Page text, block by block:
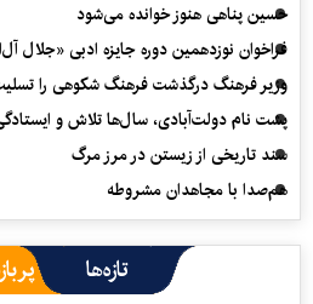
حسین پناهی هنوز خوانده می‌شود
فراخوان نوزدهمین دوره جایزه ادبی «جلال
وزیر فرهنگ درگذشت فرهنگ شکوهی را
پشت نام دولت‌آبادی، سال‌ها تلاش و
سند تاریخی از زیستن در مرز مرگ
هم‌صدا با مجاهدان مشروطه
تازه‌ها